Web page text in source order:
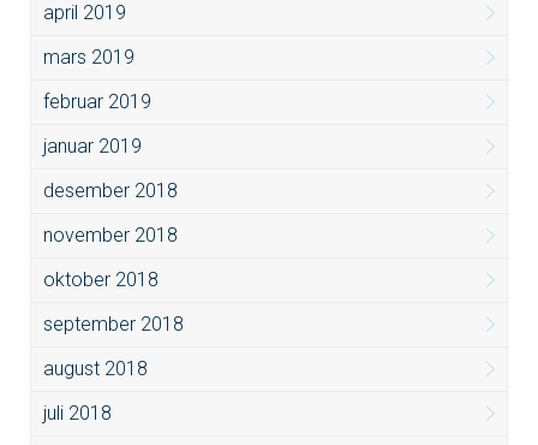
april 2019
mars 2019
februar 2019
januar 2019
desember 2018
november 2018
oktober 2018
september 2018
august 2018
juli 2018